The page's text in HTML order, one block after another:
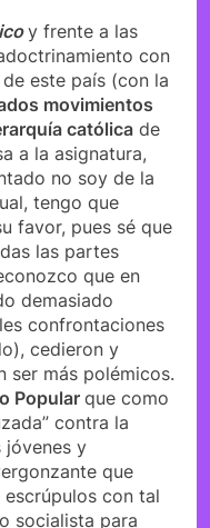
y frente a las
con
este país (con la
movimientos
católica de
a la asignatura,
no soy de la
tengo que
favor, pues sé que
las partes
que en
demasiado
confrontaciones
cedieron y
ser más polémicos.
Popularque como
contra la
y
que
con tal
socialista para